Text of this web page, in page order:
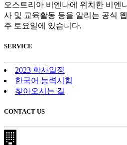
오스트리아 비엔나에 위치한 비엔
사 및 교육활동 등을 알리는 공식
주 토요일에 있습니다.
SERVICE
2023 학사일정
한국어 능력시험
찾아오시는 길
CONTACT US